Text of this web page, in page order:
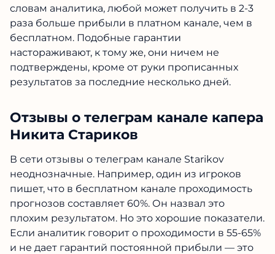
словам аналитика, любой может получить в 2-3
раза больше прибыли в платном канале, чем в
бесплатном. Подобные гарантии
настораживают, к тому же, они ничем не
подтверждены, кроме от руки прописанных
результатов за последние несколько дней.
Отзывы о телеграм канале капера
Никита Стариков
В сети отзывы о телеграм канале Starikov
неоднозначные. Например, один из игроков
пишет, что в бесплатном канале проходимость
прогнозов составляет 60%. Он назвал это
плохим результатом. Но это хорошие показатели.
Если аналитик говорит о проходимости в 55-65%
и не дает гарантий постоянной прибыли — это